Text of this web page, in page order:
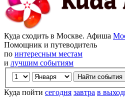
Куда сходить в Москве. Афиша
Помощник и путеводитель
по интересным местам
и лучшим событиям
Куда пойти сегодня завтра в